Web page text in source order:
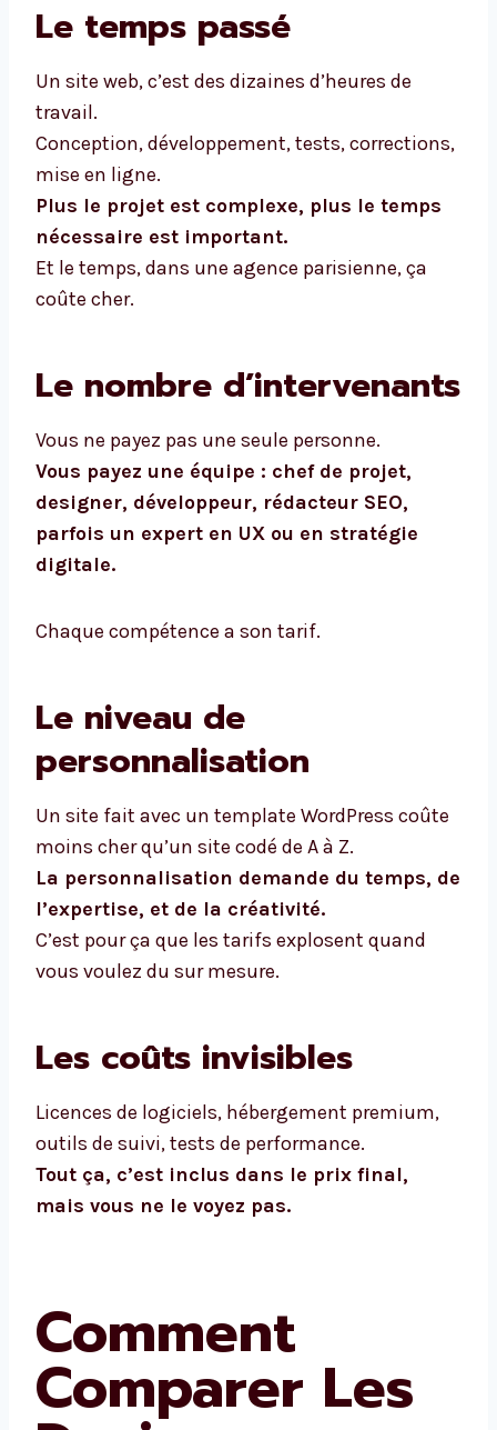
Le temps passé
Un site web, c’est des dizaines d’heures de
travail.
Conception, développement, tests, corrections,
mise en ligne.
Plus le projet est complexe, plus le temps
nécessaire est important.
Et le temps, dans une agence parisienne, ça
coûte cher.
Le nombre d’intervenants
Vous ne payez pas une seule personne.
Vous payez une équipe : chef de projet,
designer, développeur, rédacteur SEO,
parfois un expert en UX ou en stratégie
digitale.
Chaque compétence a son tarif.
Le niveau de
personnalisation
Un site fait avec un template WordPress coûte
moins cher qu’un site codé de A à Z.
La personnalisation demande du temps, de
l’expertise, et de la créativité.
C’est pour ça que les tarifs explosent quand
vous voulez du sur mesure.
Les coûts invisibles
Licences de logiciels, hébergement premium,
outils de suivi, tests de performance.
Tout ça, c’est inclus dans le prix final,
mais vous ne le voyez pas.
Comment
Comparer Les